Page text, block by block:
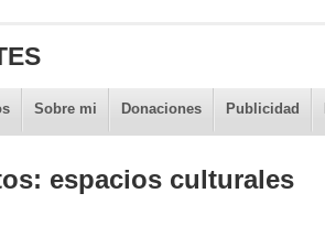
Sobre mi Donaciones Publicidad
espacios culturales